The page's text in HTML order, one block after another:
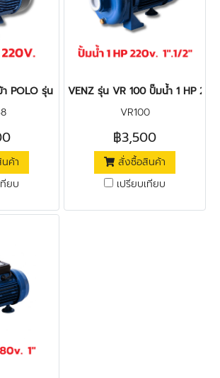
POLO รุ่น CPM-158
ค้า
ยบ
VENZ รุ่น VR 100 ปั๊มน้ำ 1 HP
VR100
฿3,500
สั่งซื้อสินค้า
เปรียบเทียบ